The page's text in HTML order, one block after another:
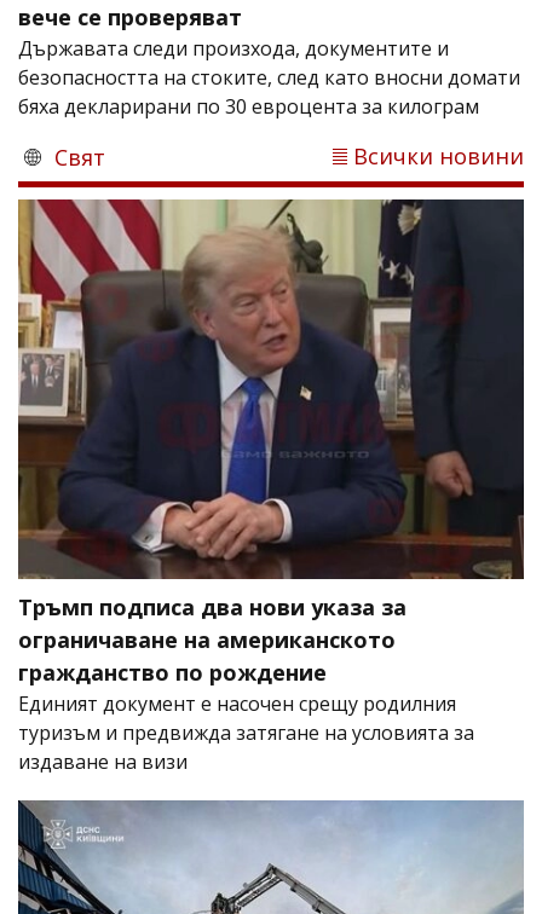
вече се проверяват
Държавата следи произхода, документите и
безопасността на стоките, след като вносни домати
бяха декларирани по 30 евроцента за килограм
Свят Всички новини
Тръмп подписа два нови указа за
ограничаване на американското
гражданство по рождение
Единият документ е насочен срещу родилния
туризъм и предвижда затягане на условията за
издаване на визи